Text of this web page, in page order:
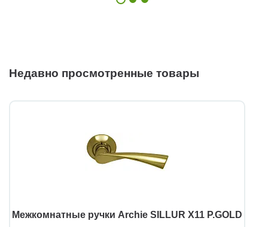
Недавно просмотренные товары
Межкомнатные ручки Archie SILLUR X11 P.GOLD